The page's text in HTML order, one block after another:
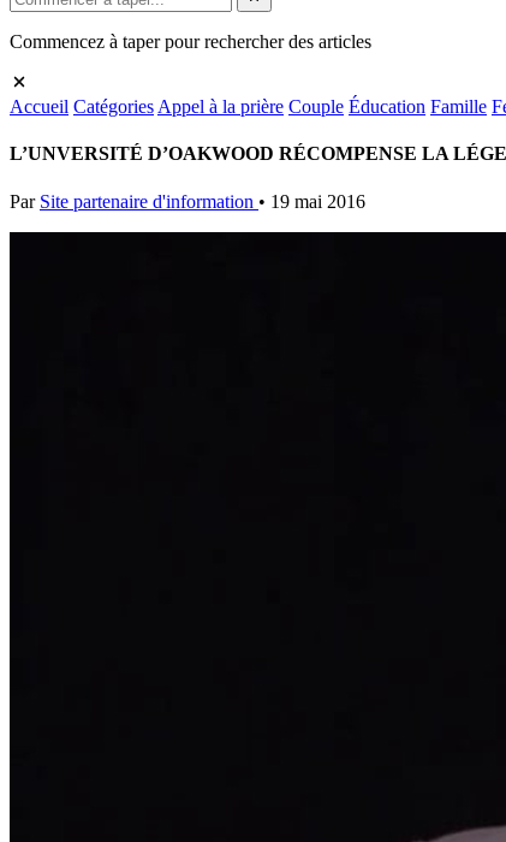
Commencez à taper pour rechercher des articles
Accueil Catégories Appel à la prière Couple Éducation Famille
L’UNVERSITÉ D’OAKWOOD RÉCOMPENSE LA
Par Site partenaire d'information • 19 mai 2016